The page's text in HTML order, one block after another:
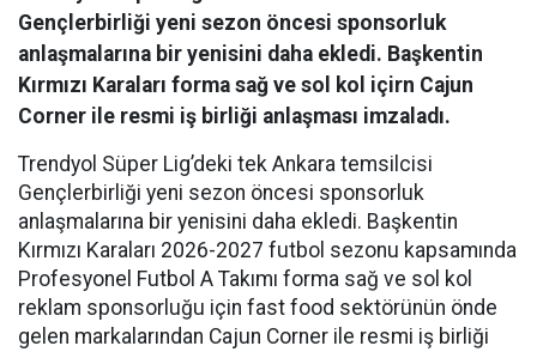
Gençlerbirliği yeni sezon öncesi sponsorluk
anlaşmalarına bir yenisini daha ekledi. Başkentin
Kırmızı Karaları forma sağ ve sol kol içirn Cajun
Corner ile resmi iş birliği anlaşması imzaladı.
Trendyol Süper Lig’deki tek Ankara temsilcisi
Gençlerbirliği yeni sezon öncesi sponsorluk
anlaşmalarına bir yenisini daha ekledi. Başkentin
Kırmızı Karaları 2026-2027 futbol sezonu kapsamında
Profesyonel Futbol A Takımı forma sağ ve sol kol
reklam sponsorluğu için fast food sektörünün önde
gelen markalarından Cajun Corner ile resmi iş birliği